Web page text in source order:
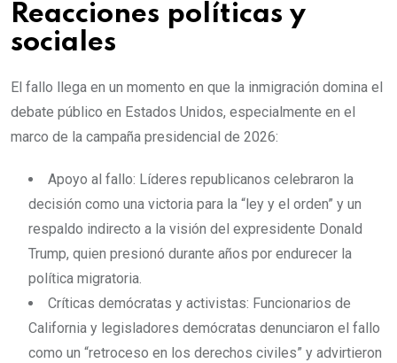
Reacciones políticas y
sociales
El fallo llega en un momento en que la inmigración domina el
debate público en Estados Unidos, especialmente en el
marco de la campaña presidencial de 2026:
Apoyo al fallo: Líderes republicanos celebraron la
decisión como una victoria para la “ley y el orden” y un
respaldo indirecto a la visión del expresidente Donald
Trump, quien presionó durante años por endurecer la
política migratoria.
Críticas demócratas y activistas: Funcionarios de
California y legisladores demócratas denunciaron el fallo
como un “retroceso en los derechos civiles” y advirtieron